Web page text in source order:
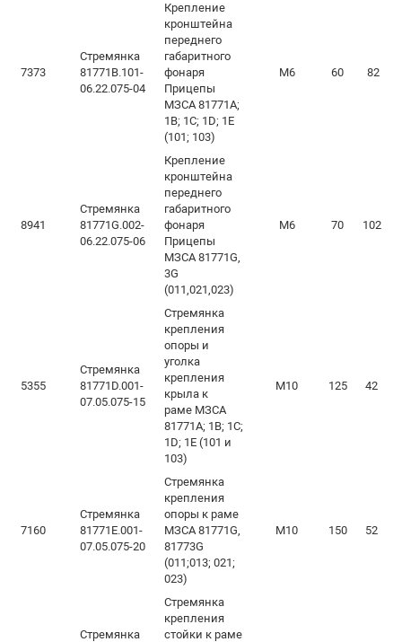
7373
Стремянка
81771В.101-
06.22.075-04
Крепление
кронштейна
переднего
габаритного
фонаря
Прицепы
МЗСА 81771А;
1В; 1С; 1D; 1Е
(101; 103)
М6 60 82
8941
Стремянка
81771G.002-
06.22.075-06
Крепление
кронштейна
переднего
габаритного
фонаря
Прицепы
МЗСА 81771G,
3G
(011,021,023)
М6 70 102
5355
Стремянка
81771D.001-
07.05.075-15
Стремянка
крепления
опоры и
уголка
крепления
крыла к
раме МЗСА
81771А; 1В; 1С;
1D; 1Е (101 и
103)
М10 125 42
7160
Стремянка
81771Е.001-
07.05.075-20
Стремянка
крепления
опоры к раме
МЗСА 81771G,
81773G
(011;013; 021;
023)
М10 150 52
Стремянка
Стремянка
крепления
стойки к раме